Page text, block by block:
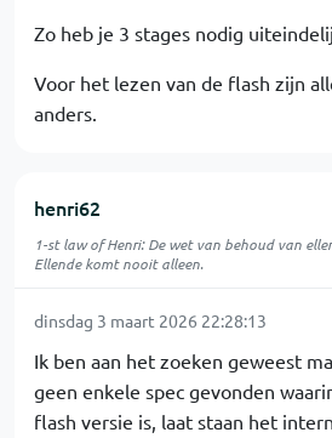
Zo heb je 3 stages nodig
Voor het lezen van de flash zijn
anders.
henri62
1-st law of Henri: De wet van behoud van
Ellende komt nooit alleen.
dinsdag 3 maart 2026 22:28:13
Ik ben aan het zoeken geweest
geen enkele spec gevonden
flash versie is, laat staan het